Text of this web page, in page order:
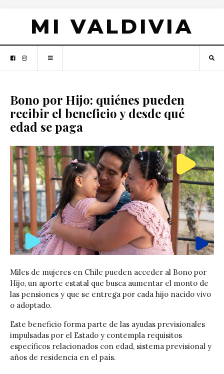
MI VALDIVIA
Bono por Hijo: quiénes pueden
recibir el beneficio y desde qué
edad se paga
Miles de mujeres en Chile pueden acceder al Bono por
Hijo, un aporte estatal que busca aumentar el monto de
las pensiones y que se entrega por cada hijo nacido vivo
o adoptado.
Este beneficio forma parte de las ayudas previsionales
impulsadas por el Estado y contempla requisitos
específicos relacionados con edad, sistema previsional y
años de residencia en el país.